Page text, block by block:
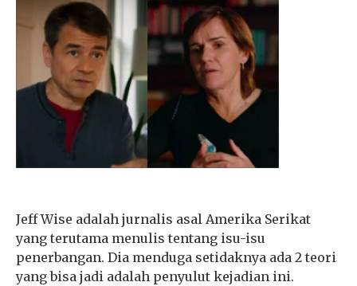
Jeff Wise adalah jurnalis asal Amerika Serikat
yang terutama menulis tentang isu-isu
penerbangan. Dia menduga setidaknya ada 2 teori
yang bisa jadi adalah penyulut kejadian ini.